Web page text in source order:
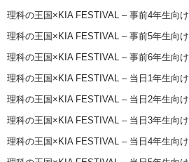
理科の王国×KIA FESTIVAL – 事前4年生向け
理科の王国×KIA FESTIVAL – 事前5年生向け
理科の王国×KIA FESTIVAL – 事前6年生向け
理科の王国×KIA FESTIVAL – 当日1年生向け
理科の王国×KIA FESTIVAL – 当日2年生向け
理科の王国×KIA FESTIVAL – 当日3年生向け
理科の王国×KIA FESTIVAL – 当日4年生向け